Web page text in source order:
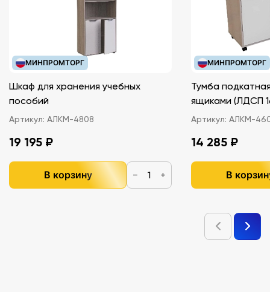
МИНПРОМТОРГ
Шкаф для хранения учебных
пособий
Артикул: АЛКМ-4808
19 195 ₽
В корзину − +
МИНПРОМТОРГ
Тумба
ящиками
Артикул: АЛКМ-
14 285 ₽
В